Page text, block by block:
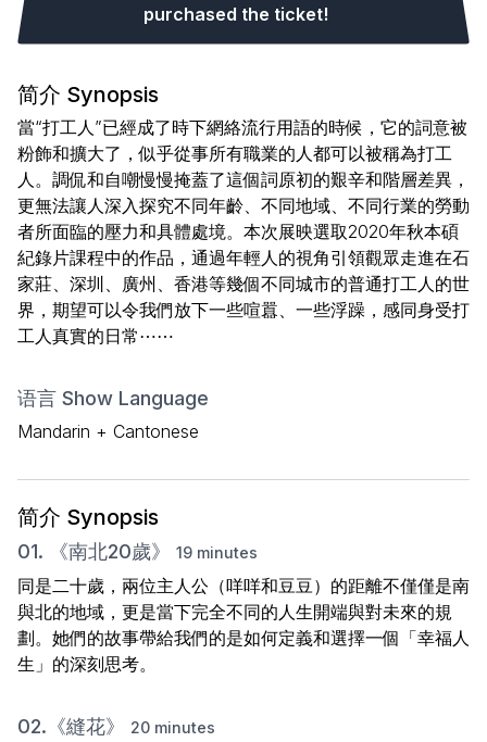
purchased the ticket!
简介 Synopsis
當“打工人”已經成了時下網絡流行用語的時候，它的詞意被
粉飾和擴大了，似乎從事所有職業的人都可以被稱為打工
人。調侃和自嘲慢慢掩蓋了這個詞原初的艱辛和階層差異，
更無法讓人深入探究不同年齡、不同地域、不同行業的勞動
者所面臨的壓力和具體處境。本次展映選取2020年秋本碩
紀錄片課程中的作品，通過年輕人的視角引領觀眾走進在石
家莊、深圳、廣州、香港等幾個不同城市的普通打工人的世
界，期望可以令我們放下一些喧囂、一些浮躁，感同身受打
工人真實的日常⋯⋯
语言 Show Language
Mandarin + Cantonese
简介 Synopsis
01. 《南北20歲》 19 minutes
同是二十歲，兩位主人公（咩咩和豆豆）的距離不僅僅是南
與北的地域，更是當下完全不同的人生開端與對未來的規
劃。她們的故事帶給我們的是如何定義和選擇一個「幸福人
生」的深刻思考。
02.《縫花》 20 minutes